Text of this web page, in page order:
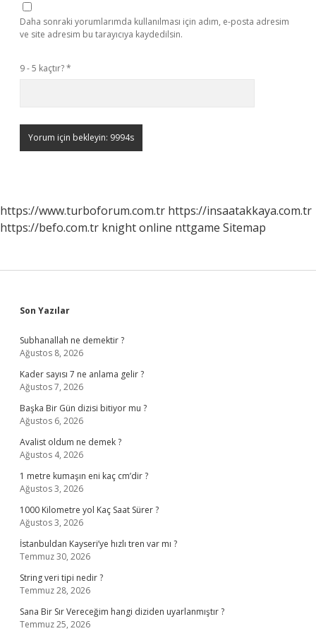
Daha sonraki yorumlarımda kullanılması için adım, e-posta adresim
ve site adresim bu tarayıcıya kaydedilsin.
9 - 5 kaçtır?*
https://www.turboforum.com.tr https://insaatakkaya.com.tr
https://befo.com.tr knight online nttgame Sitemap
Sidebar
Son Yazılar
Subhanallah ne demektir ?
Ağustos 8, 2026
Kader sayısı 7 ne anlama gelir ?
Ağustos 7, 2026
Başka Bir Gün dizisi bitiyor mu ?
Ağustos 6, 2026
Avalist oldum ne demek ?
Ağustos 4, 2026
1 metre kumaşın eni kaç cm’dir ?
Ağustos 3, 2026
1000 Kilometre yol Kaç Saat Sürer ?
Ağustos 3, 2026
İstanbuldan Kayseri’ye hızlı tren var mı ?
Temmuz 30, 2026
String veri tipi nedir ?
Temmuz 28, 2026
Sana Bir Sır Vereceğim hangi diziden uyarlanmıştır ?
Temmuz 25, 2026